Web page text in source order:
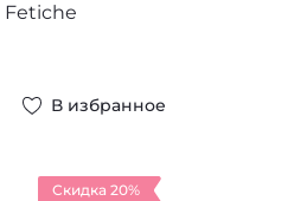
В избранное
Скидка 20%